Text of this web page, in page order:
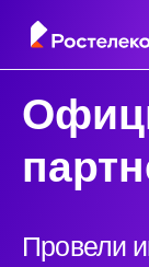
Провели